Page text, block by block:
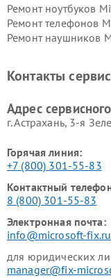
Ремонт ноутбуков
Ремонт телефонов
Ремонт наушников
Контакты
Адрес
г. Астрахань, 3-я
Горячая линия:
+7 (800) 301-55-83
Контактный
8 (800) 301-55-83
Электронная почта:
info@microsoft-fix.ru
для юридических
manager@fix-